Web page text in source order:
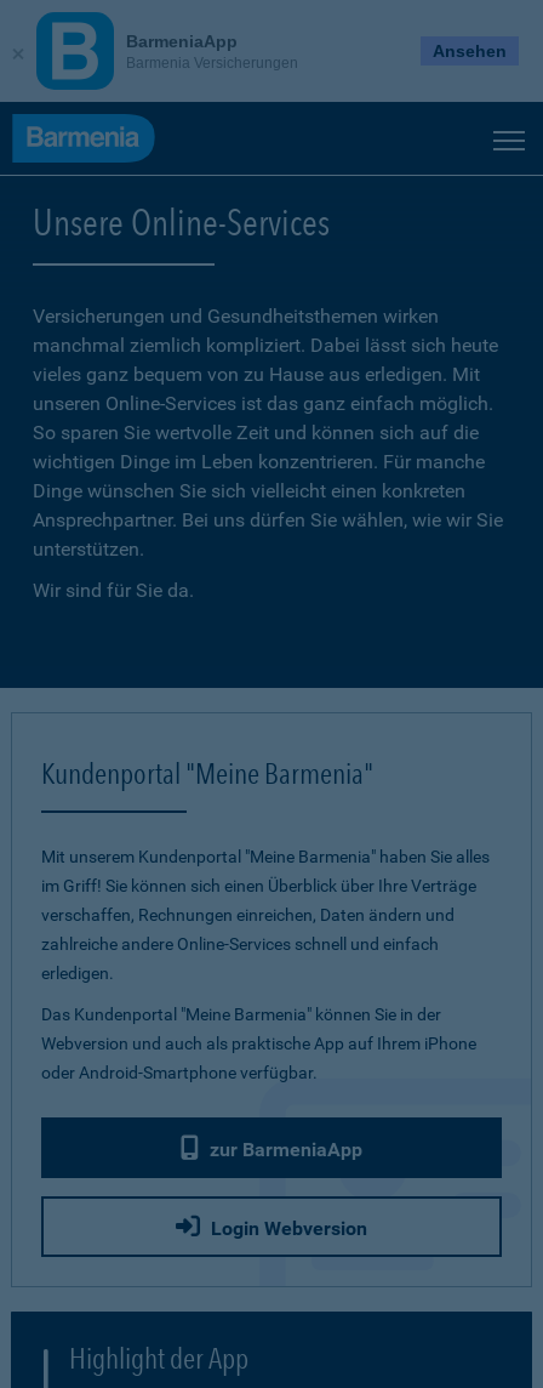
Unsere Online-Services
Versicherungen und Gesundheitsthemen wirken
manchmal ziemlich kompliziert. Dabei lässt sich heute
vieles ganz bequem von zu Hause aus erledigen. Mit
unseren Online-Services ist das ganz einfach möglich.
So sparen Sie wertvolle Zeit und können sich auf die
wichtigen Dinge im Leben konzentrieren. Für manche
Dinge wünschen Sie sich vielleicht einen konkreten
Ansprechpartner. Bei uns dürfen Sie wählen, wie wir Sie
unterstützen.
Wir sind für Sie da.
Kundenportal "Meine Barmenia"
Mit unserem Kundenportal "Meine Barmenia" haben Sie alles
im Griff! Sie können sich einen Überblick über Ihre Verträge
verschaffen, Rechnungen einreichen, Daten ändern und
zahlreiche andere Online-Services schnell und einfach
erledigen.
Das Kundenportal "Meine Barmenia" können Sie in der
Webversion und auch als praktische App auf Ihrem iPhone
oder Android-Smartphone verfügbar.
zur BarmeniaApp
Login Webversion
Highlight der App
BarmeniaApp
Barmenia Versicherungen
Ansehen